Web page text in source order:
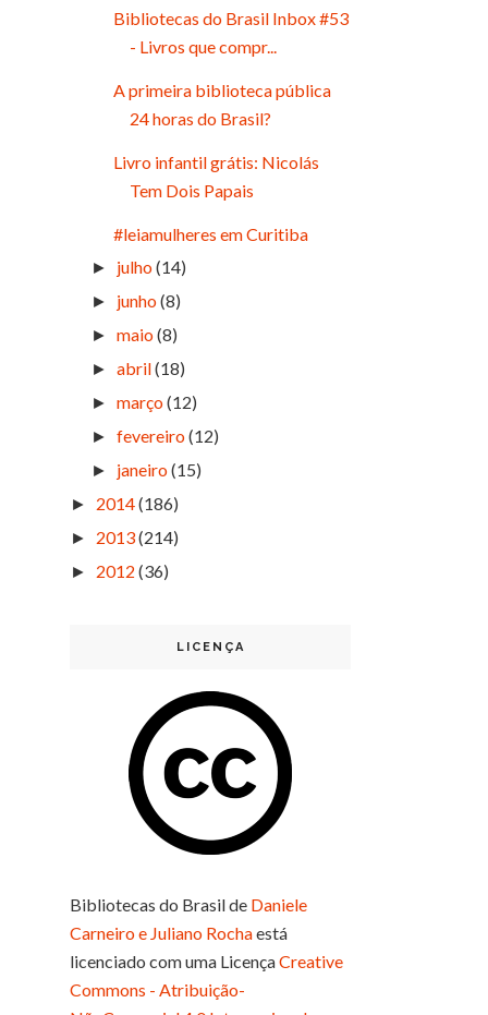
Bibliotecas do Brasil Inbox #53
- Livros que compr...
A primeira biblioteca pública
24 horas do Brasil?
Livro infantil grátis: Nicolás
Tem Dois Papais
#leiamulheres em Curitiba
► julho(14)
► junho(8)
►maio(8)
►abril(18)
►março(12)
►fevereiro(12)
► janeiro(15)
► 2014(186)
► 2013(214)
► 2012 (36)
LICENÇA
Bibliotecas do Brasilde Daniele
Carneiro e Juliano Rochaestá
licenciado com uma LicençaCreative
Commons - Atribuição-